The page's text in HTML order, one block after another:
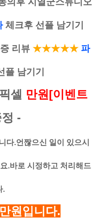
체크후 선플 남기기
리뷰 ★★★★★ 파
플 남기기
셀 만원[이벤트
-
다.언짢으신 일이 있으시
.바로 시정하고 처리해드
.
원입니다.